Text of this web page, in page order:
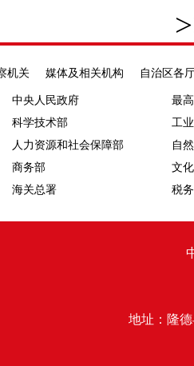
机关 媒体及相关机构 自治区各
中央人民政府
最
科学技术部
工
人力资源和社会保障部
自
商务部
文
海关总署 税
地址：隆